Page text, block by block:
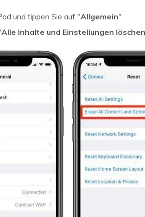
und tippen Sie auf "Allgemein".
Alle Inhalte und Einstellungen löschen